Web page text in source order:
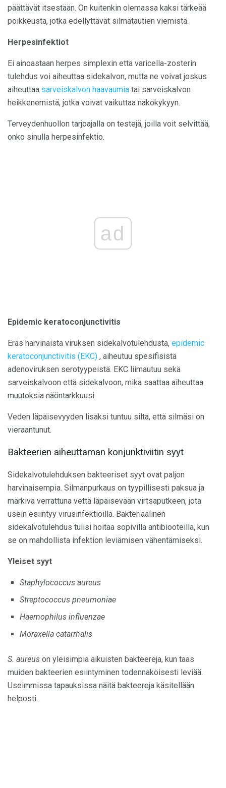
päättävät itsestään. On kuitenkin olemassa kaksi tärkeää
poikkeusta, jotka edellyttävät silmätautien viemistä.
Herpesinfektiot
Ei ainoastaan ​​herpes simplexin että varicella-zosterin
tulehdus voi aiheuttaa sidekalvon, mutta ne voivat joskus
aiheuttaa sarveiskalvon haavaumia tai sarveiskalvon
heikkenemistä, jotka voivat vaikuttaa näkökykyyn.
Terveydenhuollon tarjoajalla on testejä, joilla voit selvittää,
onko sinulla herpesinfektio.
ad
Epidemic keratoconjunctivitis
Eräs harvinaista viruksen sidekalvotulehdusta, epidemic
keratoconjunctivitis (EKC) , aiheutuu spesifisistä
adenoviruksen serotyypeistä. EKC liimautuu sekä
sarveiskalvoon että sidekalvoon, mikä saattaa aiheuttaa
muutoksia näöntarkkuusi.
Veden läpäisevyyden lisäksi tuntuu siltä, ​​että silmäsi on
vieraantunut.
Bakteerien aiheuttaman konjunktiviitin syyt
Sidekalvotulehduksen bakteeriset syyt ovat paljon
harvinaisempia. Silmänpurkaus on tyypillisesti paksua ja
märkivä verrattuna vettä läpäisevään virtsaputkeen, jota
usein esiintyy virusinfektioilla. Bakteriaalinen
sidekalvotulehdus tulisi hoitaa sopivilla antibiooteilla, kun
se on mahdollista infektion leviämisen vähentämiseksi.
Yleiset syyt
Staphylococcus aureus
Streptococcus pneumoniae
Haemophilus influenzae
Moraxella catarrhalis
S. aureus on yleisimpiä aikuisten bakteereja, kun taas
muiden bakteerien esiintyminen todennäköisesti leviää.
Useimmissa tapauksissa näitä bakteereja käsitellään
helposti.